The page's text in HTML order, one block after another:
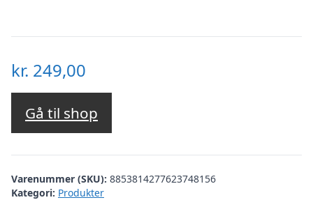
kr. 249,00
Gå til shop
Varenummer (SKU): 8853814277623748156
Kategori: Produkter